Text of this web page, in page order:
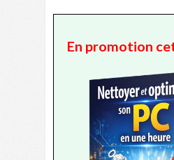
En promotion